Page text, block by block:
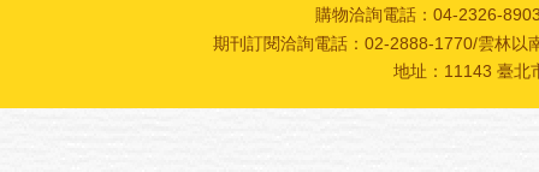
購物洽詢電話：04-2326-
期刊訂閱洽詢電話：02-2888-1770/雲林
地址：11143 臺北